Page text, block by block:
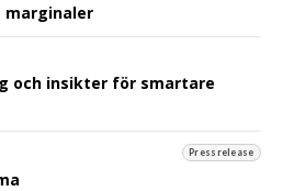
marginaler
och insikter för smartare
Pressrelease